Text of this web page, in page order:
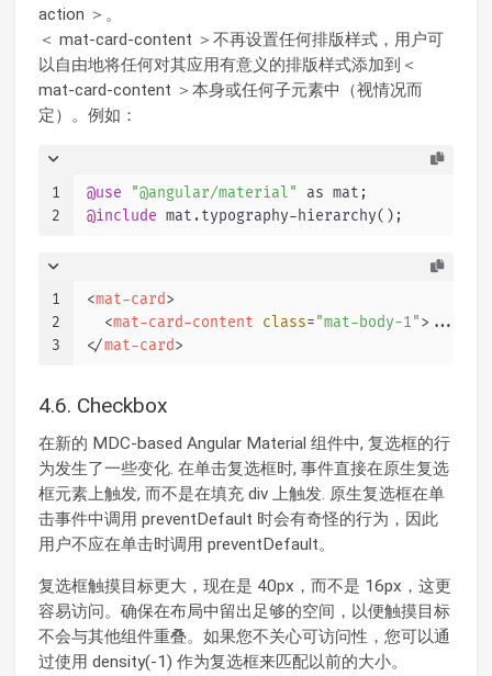
action ＞。
＜ mat-card-content ＞不再设置任何排版样式，用户可
以自由地将任何对其应用有意义的排版样式添加到＜
mat-card-content ＞本身或任何子元素中（视情况而
定）。例如：
1
2
@use "@angular/material" as mat;
@include mat.typography-hierarchy();
1
2
3
<mat-card>
<mat-card-content class="mat-body-1"> ...
</mat-card>
4.6. Checkbox
在新的 MDC-based Angular Material 组件中, 复选框的行
为发生了一些变化. 在单击复选框时, 事件直接在原生复选
框元素上触发, 而不是在填充 div 上触发. 原生复选框在单
击事件中调用 preventDefault 时会有奇怪的行为，因此
用户不应在单击时调用 preventDefault。
复选框触摸目标更大，现在是 40px，而不是 16px，这更
容易访问。确保在布局中留出足够的空间，以便触摸目标
不会与其他组件重叠。如果您不关心可访问性，您可以通
过使用 density(-1) 作为复选框来匹配以前的大小。